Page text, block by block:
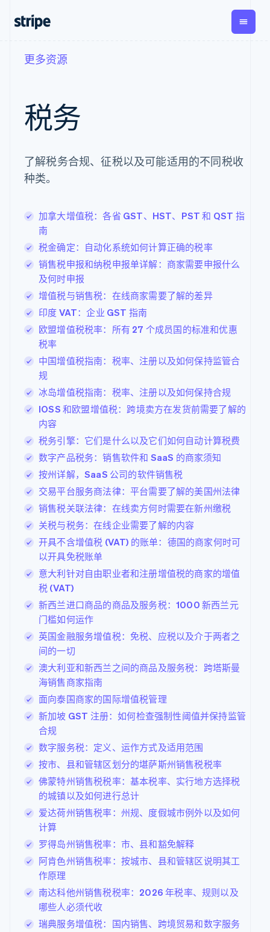
支付
在线支付
Payment links
预构建支付界
面
Elements
支持 125 种以
上
Boost
支付成功率优
化
Link
加速结账
订阅管理
销售税和增值
Recognition
会计自动化
Stripe Sigma
Data Pipeline
数据同步
更多
Product roadmap
了解未来规划
Radar
欺诈防范
Atlas
初创企业注册
Climate
碳移除
Stripe Sessions 2026
了解 Stripe 如何为 AI 构建经济基础设施。
立即观看
智能体商务
财务自动化
交易市场
资金管理
平台
按行业
创作者经济
酒店、旅游与休闲
保险
媒体与娱乐
公共部门
零售
生态系统
合作伙伴
Stripe App
Marketplace
指南
构建平台或交易市场
发行稳定币支持的支付
卡
通过智能体配置和管理
资源
代码示例
API 状态
支持
公司
招聘
资讯中心
Stripe Press
联系
联系销售
成为合作伙伴
更多资源
税务
了解税务合规、征税以及可能适用的不同税收
种类。
加拿大增值税：各省 GST、HST、PST 和 QST 指
南
税金确定：自动化系统如何计算正确的税率
销售税申报和纳税申报单详解：商家需要申报什么
及何时申报
增值税与销售税：在线商家需要了解的差异
印度 VAT：企业 GST 指南
欧盟增值税税率：所有 27 个成员国的标准和优惠
税率
中国增值税指南：税率、注册以及如何保持监管合
规
冰岛增值税指南：税率、注册以及如何保持合规
IOSS 和欧盟增值税：跨境卖方在发货前需要了解的
内容
税务引擎：它们是什么以及它们如何自动计算税费
数字产品税务：销售软件和 SaaS 的商家须知
按州详解，SaaS 公司的软件销售税
交易平台服务商法律：平台需要了解的美国州法律
销售税关联法律：在线卖方何时需要在新州缴税
关税与税务：在线企业需要了解的内容
开具不含增值税 (VAT) 的账单：德国的商家何时可
以开具免税账单
意大利针对自由职业者和注册增值税的商家的增值
税 (VAT)
新西兰进口商品的商品及服务税：1000 新西兰元
门槛如何运作
英国金融服务增值税：免税、应税以及介于两者之
间的一切
澳大利亚和新西兰之间的商品及服务税：跨塔斯曼
海销售商家指南
面向泰国商家的国际增值税管理
新加坡 GST 注册：如何检查强制性阈值并保持监管
合规
数字服务税：定义、运作方式及适用范围
按市、县和管辖区划分的堪萨斯州销售税税率
佛蒙特州销售税税率：基本税率、实行地方选择税
的城镇以及如何进行总计
爱达荷州销售税率：州规、度假城市例外以及如何
计算
罗得岛州销售税率：市、县和豁免解释
阿肯色州销售税率：按城市、县和管辖区说明其工
作原理
南达科他州销售税税率：2026 年税率、规则以及
哪些人必须代收
瑞典服务增值税：国内销售、跨境贸易和数字服务